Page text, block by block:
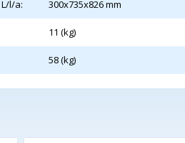
l/a: 300x735x826 mm
11 (kg)
58 (kg)